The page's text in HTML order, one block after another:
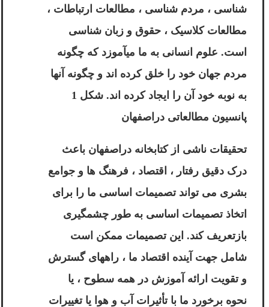
شناسی ، مردم شناسی ، مطالعات ارتباطات ،
مطالعات کلاسیک ، حقوق و زبان شناسی
است. علوم انسانی به ما میآموزد که چگونه
مردم جهان خود را خلق کرده اند و چگونه آنها
به نوبه خود آن را ایجاد کرده اند. شکل 1
پانسیون مطالعاتی دراصفهان
تحقیقات ناشی از کتابخانه دراصفهان باعث
درک دقیق رفتار ، اقتصاد ، فرهنگ ها و جوامع
بشری می تواند تصمیمات اساسی ما را برای
اتخاذ تصمیمات اساسی به طور چشمگیری
بازتعریف کند. این تصمیمات ممکن است
شامل جهت آینده اقتصاد ما ، راههای گسترش
و تقویت ارائه آموزش در همه سطوح ، یا
نحوه برخورد ما با تأثیرات آب و هوا یا تغییرات